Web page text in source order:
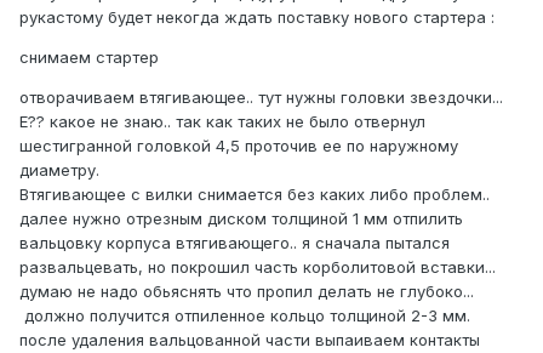
рукастому будет некогда ждать поставку нового стартера :
снимаем стартер
отворачиваем втягивающее.. тут нужны головки звездочки...
Е?? какое не знаю.. так как таких не было отвернул
шестигранной головкой 4,5 проточив ее по наружному
диаметру.
Втягивающее с вилки снимается без каких либо проблем..
далее нужно отрезным диском толщиной 1 мм отпилить
вальцовку корпуса втягивающего.. я сначала пытался
развальцевать, но покрошил часть корболитовой вставки...
думаю не надо обьяснять что пропил делать не глубоко...
должно получится отпиленное кольцо толщиной 2-3 мм.
после удаления вальцованной части выпаиваем контакты